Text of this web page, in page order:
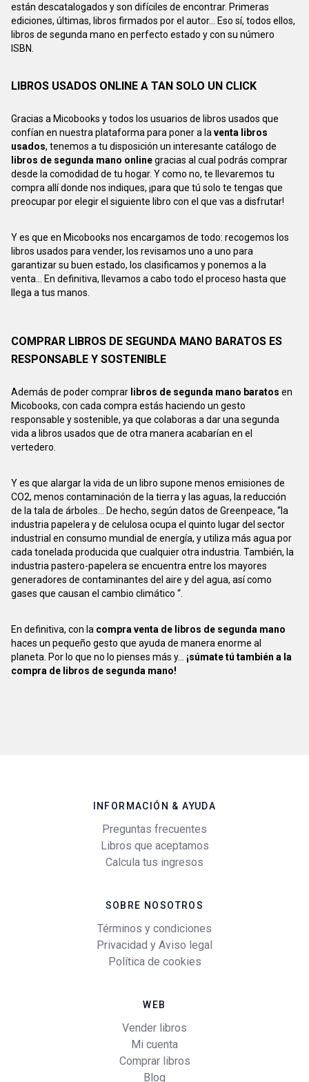
están descatalogados y son difíciles de encontrar. Primeras
ediciones, últimas, libros firmados por el autor... Eso sí, todos ellos,
libros de segunda mano en perfecto estado y con su número
ISBN.
LIBROS USADOS ONLINE A TAN SOLO UN CLICK
Gracias a Micobooks y todos los usuarios de libros usados que
confían en nuestra plataforma para poner a laventa libros
usados, tenemos a tu disposición un interesante catálogo de
libros de segunda mano onlinegracias al cual podrás comprar
desde la comodidad de tu hogar. Y como no, te llevaremos tu
compra allí donde nos indiques, ¡para que tú solo te tengas que
preocupar por elegir el siguiente libro con el que vas a disfrutar!
Y es que en Micobooks nos encargamos de todo: recogemos los
libros usados para vender, los revisamos uno a uno para
garantizar su buen estado, los clasificamos y ponemos a la
venta... En definitiva, llevamos a cabo todo el proceso hasta que
llega a tus manos.
COMPRAR LIBROS DE SEGUNDA MANO BARATOS ES
RESPONSABLE Y SOSTENIBLE
Además de poder comprar libros de segunda mano baratos en
Micobooks, con cada compra estás haciendo un gesto
responsable y sostenible, ya que colaboras a dar una segunda
vida a libros usados que de otra manera acabarían en el
vertedero.
Y es que alargar la vida de un libro supone menos emisiones de
CO2, menos contaminación de la tierra y las aguas, la reducción
de la tala de árboles... De hecho, según datos de Greenpeace, “la
industria papelera y de celulosa ocupa el quinto lugar del sector
industrial en consumo mundial de energía, y utiliza más agua por
cada tonelada producida que cualquier otra industria. También, la
industria pastero-papelera se encuentra entre los mayores
generadores de contaminantes del aire y del agua, así como
gases que causan el cambio climático “.
En definitiva, con la compra venta de libros de segunda mano
haces un pequeño gesto que ayuda de manera enorme al
planeta. Por lo que no lo pienses más y... ¡súmate tú también a la
compra de libros de segunda mano!
INFORMACIÓN & AYUDA
Preguntas frecuentes
Libros que aceptamos
Calcula tus ingresos
SOBRE NOSOTROS
Términos y condiciones
Privacidad y Aviso legal
Política de cookies
WEB
Vender libros
Mi cuenta
Comprar libros
Blog